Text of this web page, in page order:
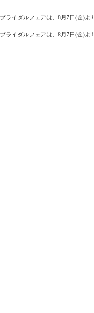
ブライダルフェアは、8月7日(金)
ブライダルフェアは、8月7日(金)